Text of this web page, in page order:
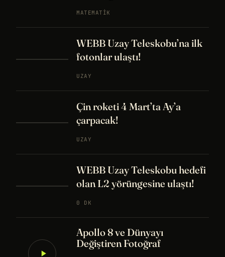
MATEMATIK
WEBB Uzay Teleskobu’na ilk
fotonlar ulaştı!
UZAY
Çin roketi 4 Mart’ta Ay’a
çarpacak!
UZAY
WEBB Uzay Teleskobu hedefi
olan L2 yörüngesine ulaştı!
0 DK
Apollo 8 ve Dünyayı
Değiştiren Fotoğraf